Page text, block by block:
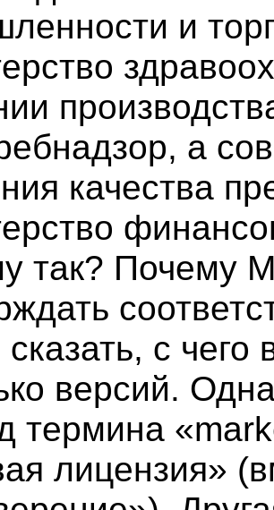
и
а
качества
так? Почему
с чего
версий.
термина
лицензия»